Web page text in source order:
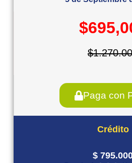
Paga con
Crédito
$